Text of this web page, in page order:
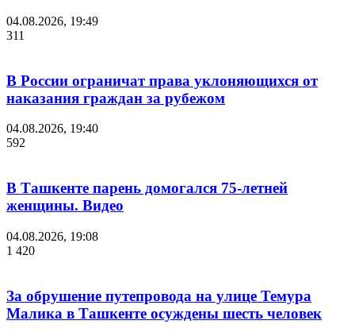
04.08.2026, 19:49
311
В России ограничат права уклоняющихся от
наказания граждан за рубежом
04.08.2026, 19:40
592
В Ташкенте парень домогался 75-летней
женщины. Видео
04.08.2026, 19:08
1 420
За обрушение путепровода на улице Темура
Малика в Ташкенте осуждены шесть человек